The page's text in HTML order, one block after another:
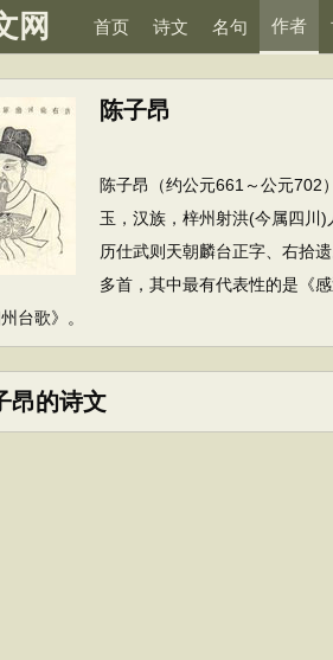
网 首页 诗文 名句 作者
陈子昂
陈子昂（约公元661～公元702
玉，汉族，梓州射洪(今属四川)
历仕武则天朝麟台正字、右拾
多首，其中最有代表性的是《
台歌》。
昂的诗文